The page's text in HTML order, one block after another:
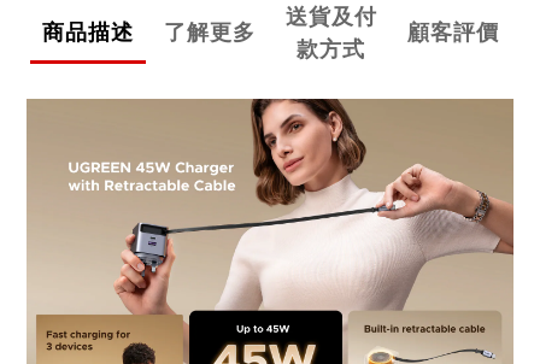
商品描述 了解更多
送貨及付
款方式
顧客評價